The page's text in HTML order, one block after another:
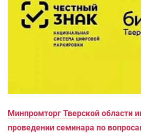
Минпромторг Тверской области
проведении семинара по